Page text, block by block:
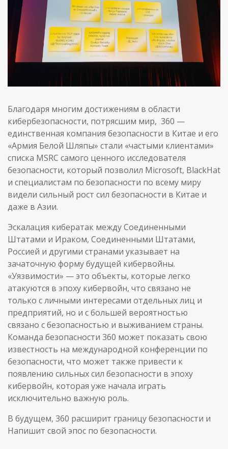
Благодаря многим достижениям в области
кибербезопасности, потрясшим мир, 360 —
единственная компания безопасности в Китае и его
«Армия Белой Шляпы» стали «частыми клиентами»
списка MSRC самого ценного исследователя
безопасности, который позволил Microsoft, BlackHat
и специалистам по безопасности по всему миру
видели сильный рост сил безопасности в Китае и
даже в Азии.
Эскалация кибератак между Соединенными
Штатами и Ираком, Соединенными Штатами,
Россией и другими странами указывает на
зачаточную форму будущей кибервойны.
«Уязвимости» — это объекты, которые легко
атакуются в эпоху кибервойн, что связано не
только с личными интересами отдельных лиц и
предприятий, но и с большей вероятностью
связано с безопасностью и выживанием страны.
Команда безопасности 360 может показать свою
известность на международной конференции по
безопасности, что может также привести к
появлению сильных сил безопасности в эпоху
кибервойн, которая уже начала играть
исключительно важную роль.
В будущем, 360 расширит границу безопасности и
Напишит свой эпос по безопасности.